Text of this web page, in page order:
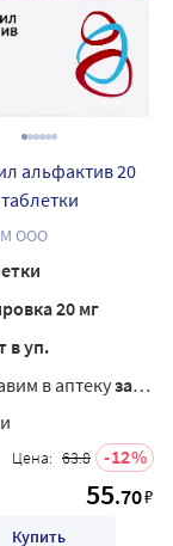
альфактив 20
ООО
20 мг
в уп.
в аптекузавтра
Цена: 63.8 12
55.70₽
Купить